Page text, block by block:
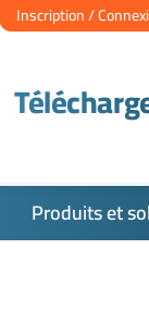
Inscription /
Produits et